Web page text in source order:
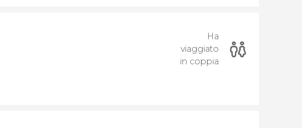
Ha
viaggiato
in coppia